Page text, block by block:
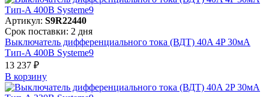
Артикул: S9R22440
Срок поставки: 2 дня
Выключатель дифференциального тока (ВДТ) 40A 4P 30мА
Тип-A 400В Systeme9
13 237 ₽
В корзинy